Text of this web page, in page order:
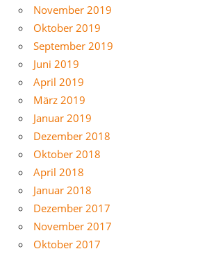
November 2019
Oktober 2019
September 2019
Juni 2019
April 2019
März 2019
Januar 2019
Dezember 2018
Oktober 2018
April 2018
Januar 2018
Dezember 2017
November 2017
Oktober 2017